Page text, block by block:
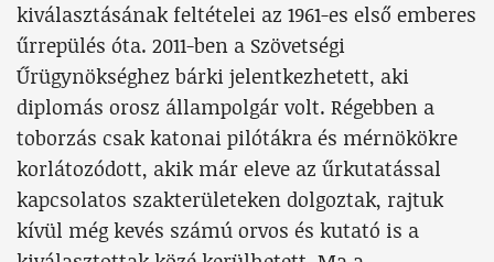
kiválasztásának feltételei az 1961-es első emberes
űrrepülés óta. 2011-ben a Szövetségi
Űrügynökséghez bárki jelentkezhetett, aki
diplomás orosz állampolgár volt. Régebben a
toborzás csak katonai pilótákra és mérnökökre
korlátozódott, akik már eleve az űrkutatással
kapcsolatos szakterületeken dolgoztak, rajtuk
kívül még kevés számú orvos és kutató is a